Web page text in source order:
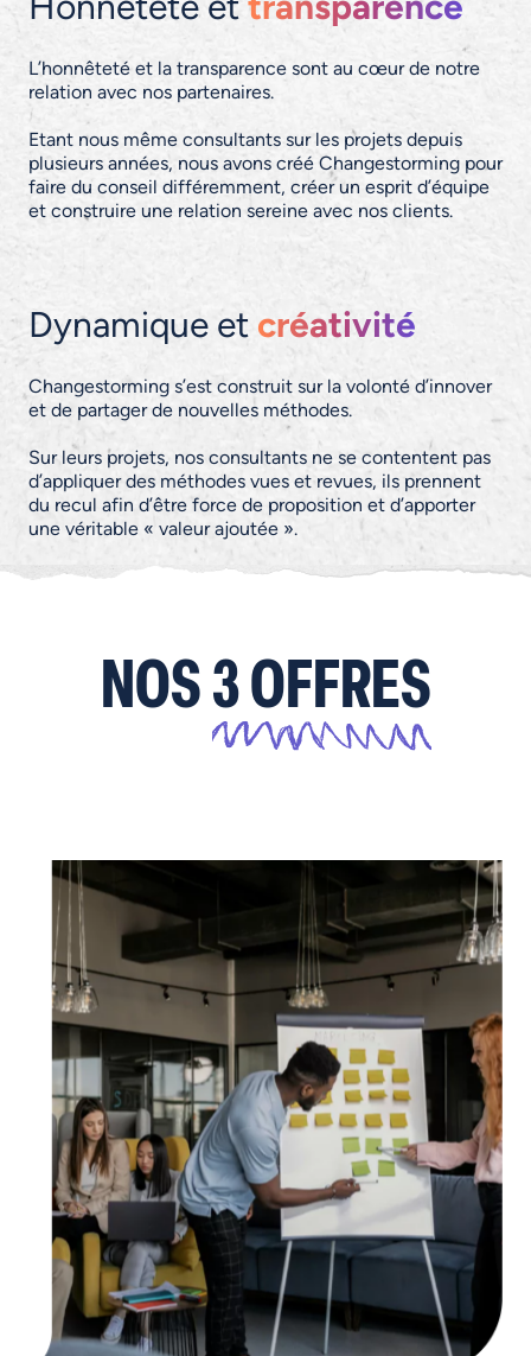
L’honnêteté et la transparence sont au cœur de notre
relation avec nos partenaires.
Etant nous même consultants sur les projets depuis
plusieurs années, nous avons créé Changestorming pour
faire du conseil différemment, créer un esprit d’équipe
et construire une relation sereine avec nos clients.
Dynamique et créativité
Changestorming s’est construit sur la volonté d’innover
et de partager de nouvelles méthodes.
Sur leurs projets, nos consultants ne se contentent pas
d’appliquer des méthodes vues et revues, ils prennent
du recul afin d’être force de proposition et d’apporter
une véritable « valeur ajoutée ».
NOS 3 OFFRES